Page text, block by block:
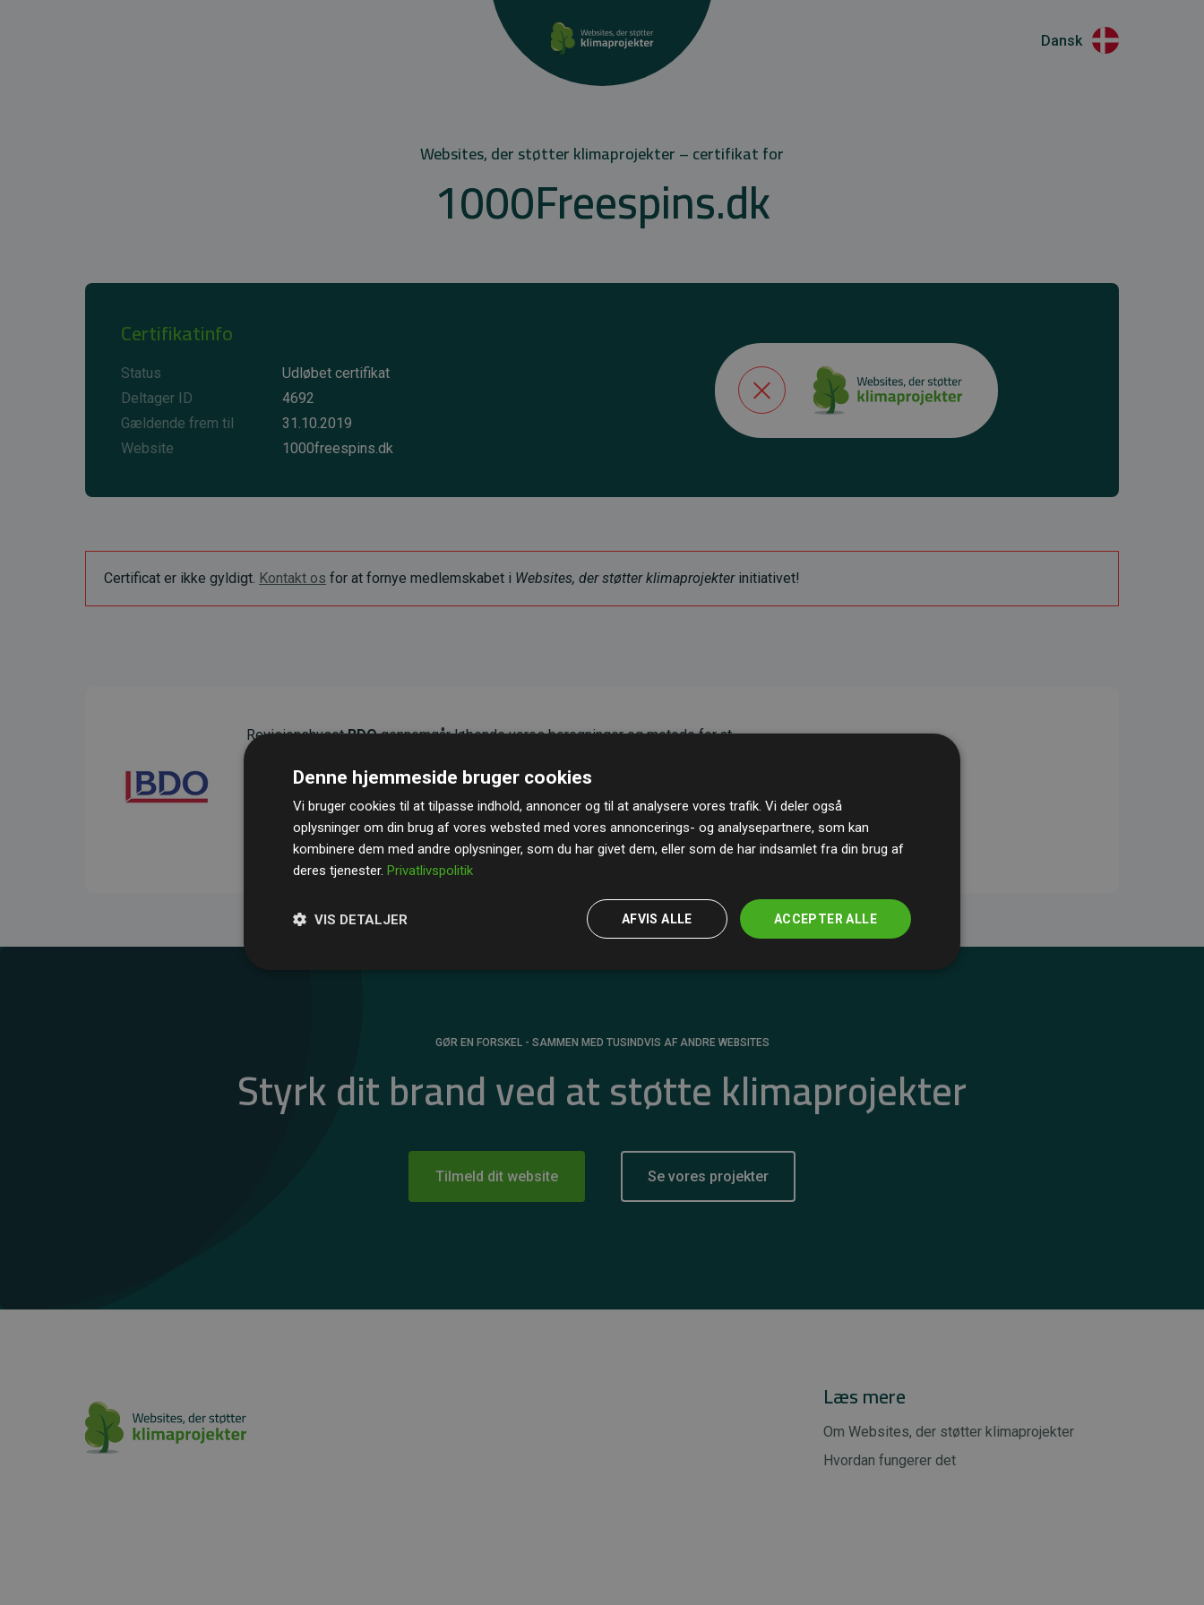
Dansk
Websites, der støtter klimaprojekter – certifikat for
1000Freespins.dk
Certifikatinfo
Status
Udløbet certifikat
Deltager ID
4692
Gældende frem til
31.10.2019
Website
1000freespins.dk
Certificat er ikke gyldigt. Kontakt os for at fornye medlemskabet i Websites, der støtter klimaprojekterinitiativet!
RevisionshusetBDOgennemgår løbende vores beregninger og metode for at
gennemsnit kompenserer for
200% af medlemmernes websites estimerede
CO₂-udledninger .
GØR EN FORSKEL - SAMMEN MED TUSINDVIS AF ANDRE WEBSITES
Styrk dit brand ved at støtte klimaprojekter
Tilmeld dit website Se vores projekter
Læs mere
Om Websites, der støtter klimaprojekter
Hvordan fungerer det
Denne hjemmeside bruger cookies
Vi bruger cookies til at tilpasse indhold, annoncer og til at analysere vores trafik. Vi deler også
oplysninger om din brug af vores websted med vores annoncerings- og analysepartnere, som kan
kombinere dem med andre oplysninger, som du har givet dem, eller som de har indsamlet fra din brug af
deres tjenester. Privatlivspolitik
ACCEPTER ALLE
AFVIS ALLE
VIS DETALJER